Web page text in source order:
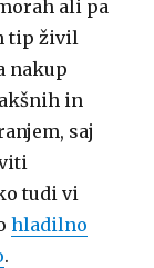
ali pa
tip živil
nakup
in
saj
tudi vi
hladilno
.